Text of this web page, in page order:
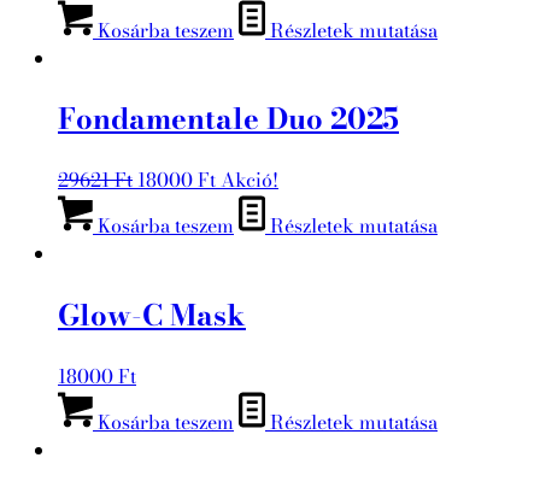
Kosárba teszem
Részletek mutatása
Fondamentale Duo 2025
29621Ft Original
was:
18000FtCurrent
price
is:
Akció!
Kosárba teszem
Részletek mutatása
Glow-C Mask
18000Ft
Kosárba teszem
Részletek mutatása